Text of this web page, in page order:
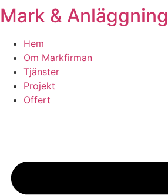
Skip
to
content
Mark & Anläggning
Hem
Om Markfirman
Tjänster
Projekt
Offert